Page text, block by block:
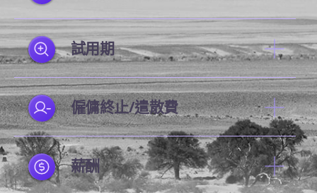
試用期
僱傭終止/遣散費
薪酬